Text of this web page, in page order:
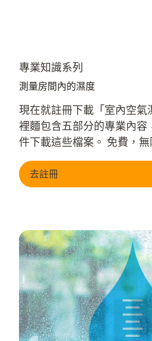
專業知識系列
測量房間內的濕度
現在就註冊下載「室內空氣
裡麵包含五部分的專業內容
件下載這些檔案。 免費，
去註冊